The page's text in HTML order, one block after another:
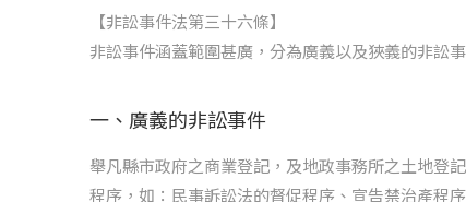
【非訟事件法第三十六條】
非訟事件涵蓋範圍甚廣，分為廣義以及狹義的非訟
一、廣義的非訟事件
舉凡縣市政府之商業登記，及地政事務所之土地登
程序，如：民事訴訟法的督促程序、宣告禁治產程